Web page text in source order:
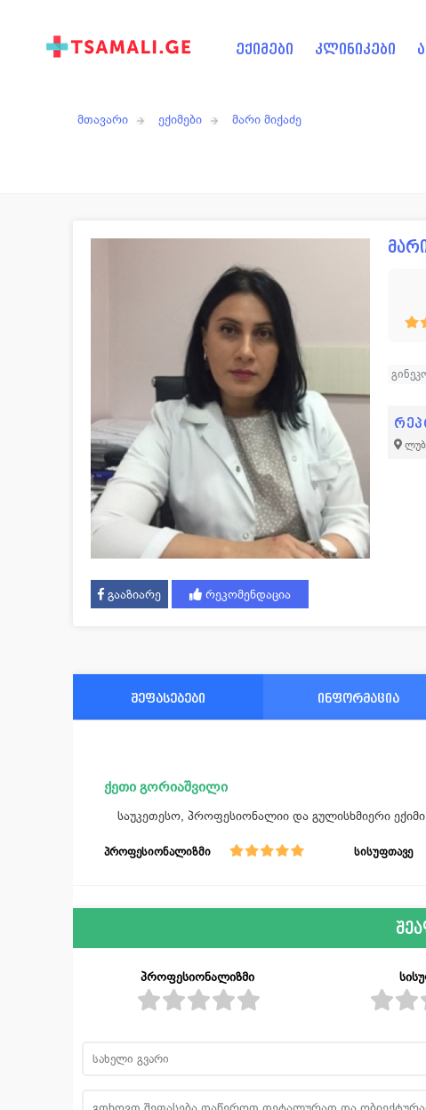
ექიმები კლინიკები
მთავარი ექიმები მარი მიქაძე
გააზიარე რეკომენდაცია
შეფასებები ინფორმაცია
ქეთი გორიაშვილი
საუკეთესო, პროფესიონალიი და გულისხმიერი ექიმი.
პროფესიონალიზმი სისუფთავე
პროფესიონალიზმი